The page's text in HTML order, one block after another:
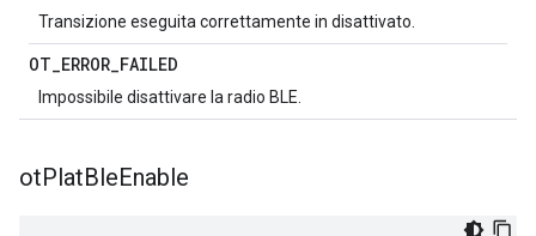
Transizione eseguita correttamente in disattivato.
OT_ERROR_FAILED
Impossibile disattivare la radio BLE.
otPlatBleEnable